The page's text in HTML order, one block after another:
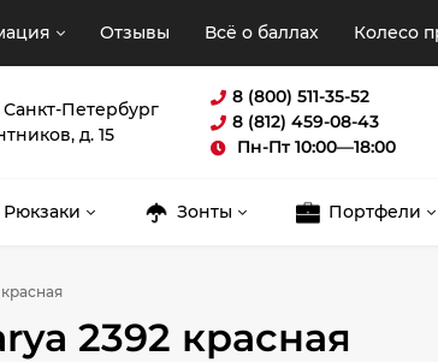
Отзывы Всё о баллах Колесо
Санкт-Петербург
д. 15
8 (800) 511-35-52
8 (812) 459-08-43
Пн-Пт 10:00—18:00
Рюкзаки Зонты Портфели
2392 красная